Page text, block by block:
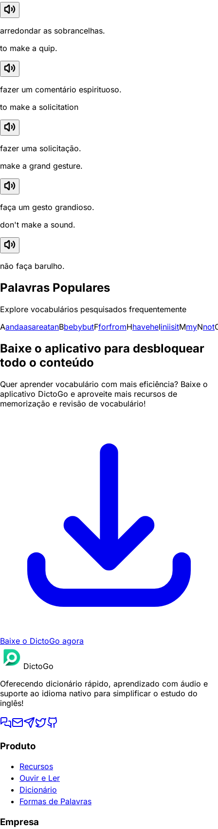
arredondar as sobrancelhas.
to make a quip.
fazer um comentário espirituoso.
to make a solicitation
fazer uma solicitação.
make a grand gesture.
faça um gesto grandioso.
don't make a sound.
não faça barulho.
Palavras Populares
Explore vocabulários pesquisados frequentemente
AandaasareatanBbebybutFforfromHhaveheIiniisitMmyNnot
Baixe o aplicativo para desbloquear
todo o conteúdo
Quer aprender vocabulário com mais eficiência? Baixe o
aplicativo DictoGo e aproveite mais recursos de
memorização e revisão de vocabulário!
Baixe o DictoGo agora
DictoGo
Oferecendo dicionário rápido, aprendizado com áudio e
suporte ao idioma nativo para simplificar o estudo do
inglês!
Produto
Recursos
Ouvir e Ler
Dicionário
Formas de Palavras
Empresa